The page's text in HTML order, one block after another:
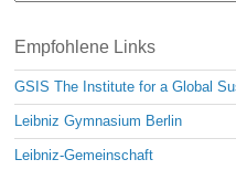
Empfohlene Links
GSIS The Institute for a Global
Leibniz Gymnasium Berlin
Leibniz-Gemeinschaft